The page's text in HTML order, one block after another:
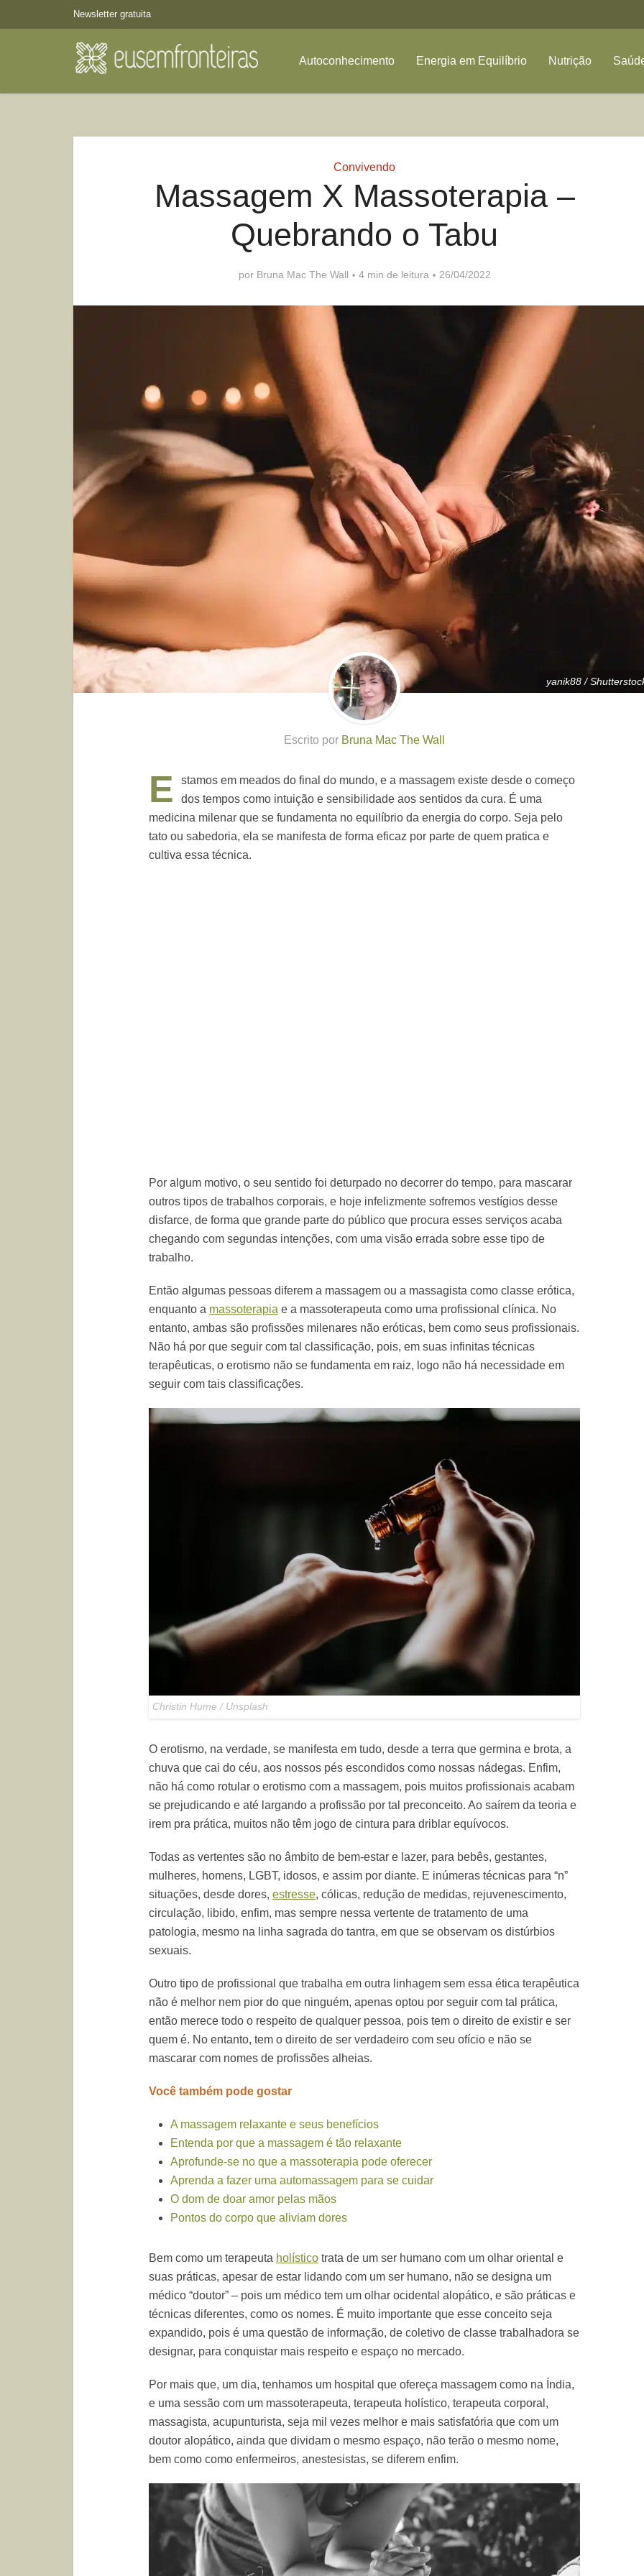
Newsletter gratuita
Autoconhecimento Energia em Equilíbrio Nutrição
Convivendo
Massagem X Massoterapia –
Quebrando o Tabu
por Bruna Mac The Wall 4 min de leitura 26/04/2022
yanik88 /
Escrito por Bruna Mac The Wall
E
stamos em meados do final do mundo, e a massagem existe desde o começo
dos tempos como intuição e sensibilidade aos sentidos da cura. É uma
medicina milenar que se fundamenta no equilíbrio da energia do corpo. Seja pelo
tato ou sabedoria, ela se manifesta de forma eficaz por parte de quem pratica e
cultiva essa técnica.
Por algum motivo, o seu sentido foi deturpado no decorrer do tempo, para mascarar
outros tipos de trabalhos corporais, e hoje infelizmente sofremos vestígios desse
disfarce, de forma que grande parte do público que procura esses serviços acaba
chegando com segundas intenções, com uma visão errada sobre esse tipo de
trabalho.
Então algumas pessoas diferem a massagem ou a massagista como classe erótica,
enquanto a massoterapia e a massoterapeuta como uma profissional clínica. No
entanto, ambas são profissões milenares não eróticas, bem como seus profissionais.
Não há por que seguir com tal classificação, pois, em suas infinitas técnicas
terapêuticas, o erotismo não se fundamenta em raiz, logo não há necessidade em
seguir com tais classificações.
Christin Hume / Unsplash
O erotismo, na verdade, se manifesta em tudo, desde a terra que germina e brota, a
chuva que cai do céu, aos nossos pés escondidos como nossas nádegas. Enfim,
não há como rotular o erotismo com a massagem, pois muitos profissionais acabam
se prejudicando e até largando a profissão por tal preconceito. Ao saírem da teoria e
irem pra prática, muitos não têm jogo de cintura para driblar equívocos.
Todas as vertentes são no âmbito de bem-estar e lazer, para bebês, gestantes,
mulheres, homens, LGBT, idosos, e assim por diante. E inúmeras técnicas para “n”
situações, desde dores, estresse, cólicas, redução de medidas, rejuvenescimento,
circulação, libido, enfim, mas sempre nessa vertente de tratamento de uma
patologia, mesmo na linha sagrada do tantra, em que se observam os distúrbios
sexuais.
Outro tipo de profissional que trabalha em outra linhagem sem essa ética terapêutica
não é melhor nem pior do que ninguém, apenas optou por seguir com tal prática,
então merece todo o respeito de qualquer pessoa, pois tem o direito de existir e ser
quem é. No entanto, tem o direito de ser verdadeiro com seu ofício e não se
mascarar com nomes de profissões alheias.
Você também pode gostar
A massagem relaxante e seus benefícios
Entenda por que a massagem é tão relaxante
Aprofunde-se no que a massoterapia pode oferecer
Aprenda a fazer uma automassagem para se cuidar
O dom de doar amor pelas mãos
Pontos do corpo que aliviam dores
Bem como um terapeuta holístico trata de um ser humano com um olhar oriental e
suas práticas, apesar de estar lidando com um ser humano, não se designa um
médico “doutor” – pois um médico tem um olhar ocidental alopático, e são práticas e
técnicas diferentes, como os nomes. É muito importante que esse conceito seja
expandido, pois é uma questão de informação, de coletivo de classe trabalhadora se
designar, para conquistar mais respeito e espaço no mercado.
Por mais que, um dia, tenhamos um hospital que ofereça massagem como na Índia,
e uma sessão com um massoterapeuta, terapeuta holístico, terapeuta corporal,
massagista, acupunturista, seja mil vezes melhor e mais satisfatória que com um
doutor alopático, ainda que dividam o mesmo espaço, não terão o mesmo nome,
bem como como enfermeiros, anestesistas, se diferem enfim.